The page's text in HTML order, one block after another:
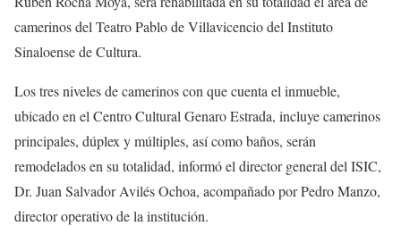
camerinos del Teatro Pablo de Villavicencio del Instituto
Sinaloense de Cultura.
Los tres niveles de camerinos con que cuenta el inmueble,
ubicado en el Centro Cultural Genaro Estrada, incluye camerinos
principales, dúplex y múltiples, así como baños, serán
remodelados en su totalidad, informó el director general del ISIC,
Dr. Juan Salvador Avilés Ochoa, acompañado porPedro Manzo,
director operativo de la institución.